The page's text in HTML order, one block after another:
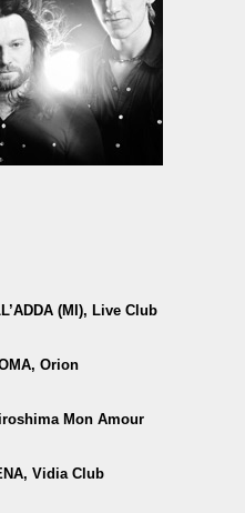
(MI), Live Club
Orion
Mon Amour
Vidia Club